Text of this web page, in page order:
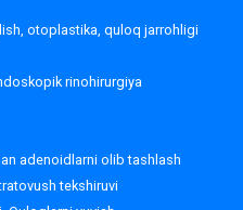
otoplastika, quloq jarrohligi
rinohirurgiya
adenoidlarni olib tashlash
tekshiruvi